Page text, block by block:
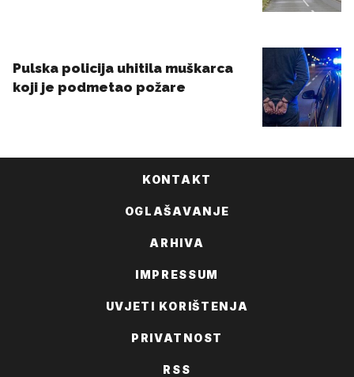
KONTAKT
OGLAŠAVANJE
ARHIVA
IMPRESSUM
UVJETI KORIŠTENJA
PRIVATNOST
RSS